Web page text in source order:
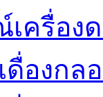
ครื่อง
ดื่องกล